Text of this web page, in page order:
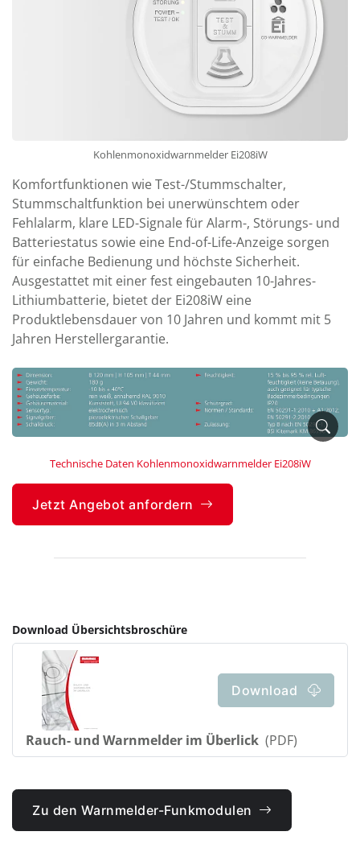
Kohlenmonoxidwarnmelder Ei208iW
Komfortfunktionen wie Test-/Stummschalter,
Stummschaltfunktion bei unerwünschtem oder
Fehlalarm, klare LED-Signale für Alarm-, Störungs- und
Batteriestatus sowie eine End-of-Life-Anzeige sorgen
für einfache Bedienung und höchste Sicherheit.
Ausgestattet mit einer fest eingebauten 10-Jahres-
Lithiumbatterie, bietet der Ei208iW eine
Produktlebensdauer von 10 Jahren und kommt mit 5
Jahren Herstellergarantie.
Technische Daten Kohlenmonoxidwarnmelder Ei208iW
Jetzt Angebot anfordern
Download Übersichtsbroschüre
Rauch- und Warnmelder im Überlick (PDF)
Download
Zu den Warnmelder-Funkmodulen